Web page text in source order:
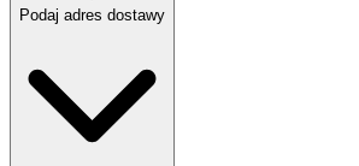
Podaj adres dostawy